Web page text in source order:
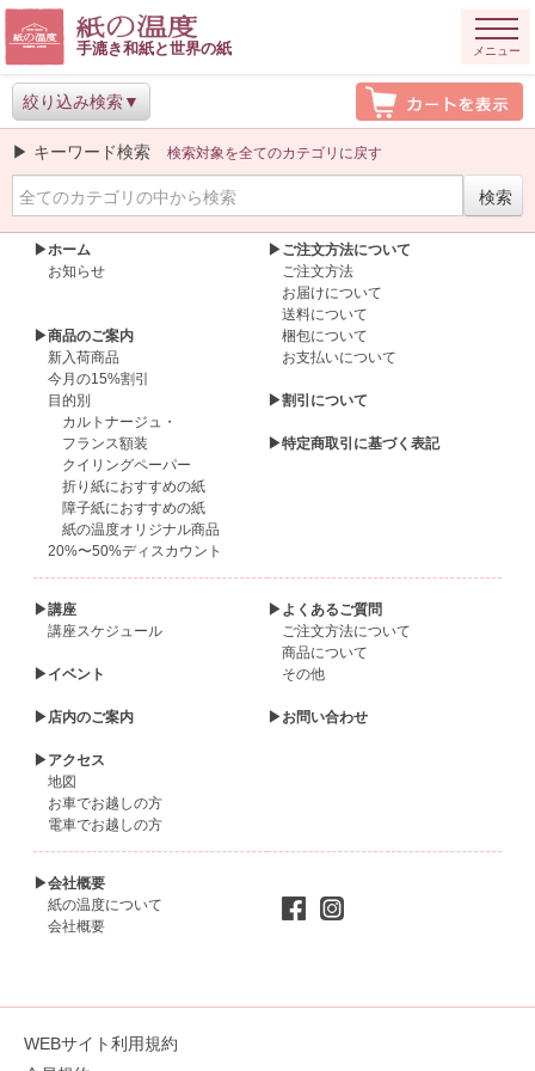
手漉き和紙と世界の紙 メニュー
絞り込み検索
▶ キーワード検索 検索対象を全てのカテゴリに戻す
現在お取り扱いしていない商品です。
▶ホーム
お知らせ
▶商品のご案内
新入荷商品
今月の15%割引
目的別
カルトナージュ・
フランス額装
クイリングペーパー
折り紙におすすめの紙
障子紙におすすめの紙
紙の温度オリジナル商品
20%〜50%ディスカウント
▶ご注文方法について
ご注文方法
お届けについて
送料について
梱包について
お支払いについて
▶割引について
▶特定商取引に基づく表記
▶講座
講座スケジュール
▶イベント
▶店内のご案内
▶アクセス
地図
お車でお越しの方
電車でお越しの方
▶よくあるご質問
ご注文方法について
商品について
その他
▶お問い合わせ
▶会社概要
紙の温度について
会社概要
WEBサイト利用規約